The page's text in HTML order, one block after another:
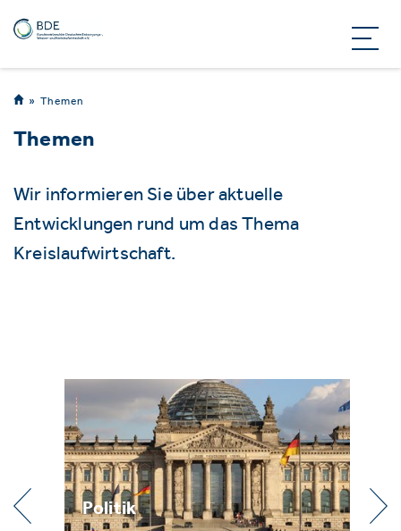
Themen
Themen
Wir informieren Sie über aktuelle
Entwicklungen rund um das Thema
Kreislaufwirtschaft.
Praxis